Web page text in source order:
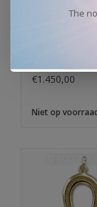
Ankh
€1.450,00
Niet op
The